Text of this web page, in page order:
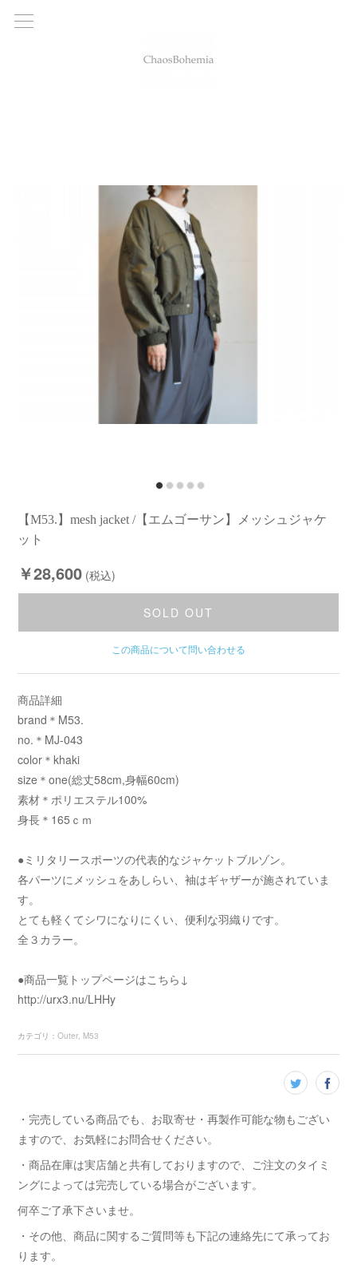
【M53.】mesh jacket /【エムゴーサン】メッシュジャケ
ット
￥28,600 (税込)
SOLD OUT
この商品について問い合わせる
商品詳細
brand＊M53.
no.＊MJ-043
color＊khaki
size＊one(総丈58cm,身幅60cm)
素材＊ポリエステル100%
身長＊165ｃｍ
●ミリタリースポーツの代表的なジャケットブルゾン。
各パーツにメッシュをあしらい、袖はギャザーが施されていま
す。
とても軽くてシワになりにくい、便利な羽織りです。
全３カラー。
●商品一覧トップページはこちら↓
http://urx3.nu/LHHy
カテゴリ ：Outer M53
・完売している商品でも、お取寄せ・再製作可能な物もござい
ますので、お気軽にお問合せください。
・商品在庫は実店舗と共有しておりますので、ご注文のタイミ
ングによっては完売している場合がございます。
何卒ご了承下さいませ。
・その他、商品に関するご質問等も下記の連絡先にて承ってお
ります。